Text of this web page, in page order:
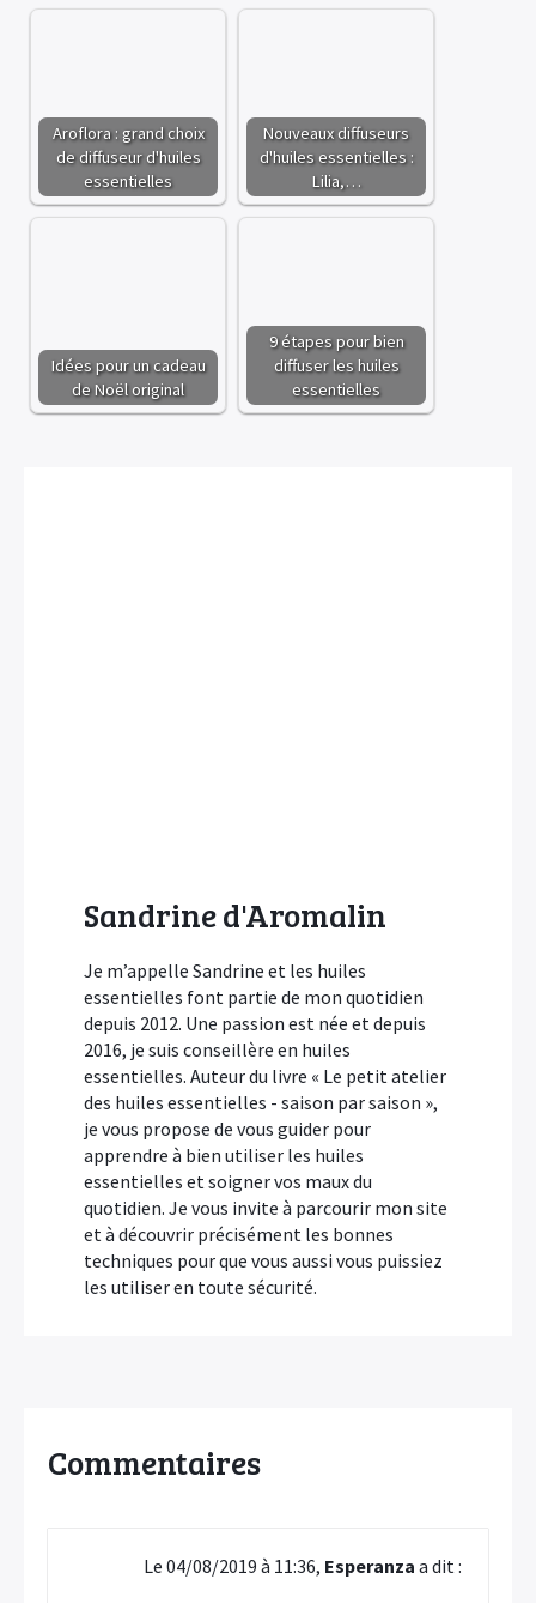
Aroflora : grand choix
de diffuseur d'huiles
essentielles
Nouveaux diffuseurs
d'huiles essentielles :
Lilia,…
Idées pour un cadeau
de Noël original
9 étapes pour bien
diffuser les huiles
essentielles
Sandrine d'Aromalin
Je m’appelle Sandrine et les huiles
essentielles font partie de mon quotidien
depuis 2012. Une passion est née et depuis
2016, je suis conseillère en huiles
essentielles. Auteur du livre « Le petit atelier
des huiles essentielles - saison par saison »,
je vous propose de vous guider pour
apprendre à bien utiliser les huiles
essentielles et soigner vos maux du
quotidien. Je vous invite à parcourir mon site
et à découvrir précisément les bonnes
techniques pour que vous aussi vous puissiez
les utiliser en toute sécurité.
Commentaires
Le 04/08/2019 à 11:36, Esperanza a dit :